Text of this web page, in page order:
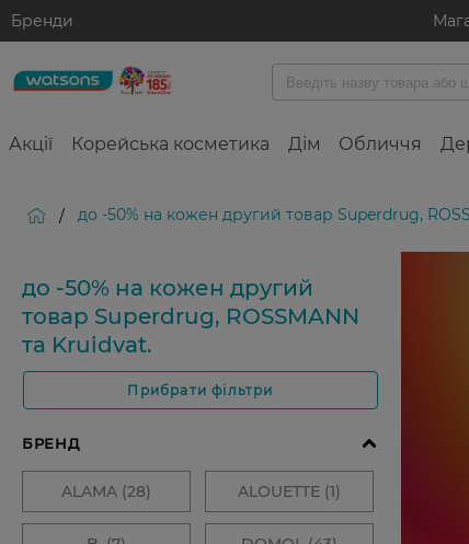
Бренди
Акції Корейська косметика Дім Обличчя
/ до -50% на кожен другий товар Superdrug,
до -50% на кожен другий
товар Superdrug, ROSSMANN
та Kruidvat.
Прибрати фільтри